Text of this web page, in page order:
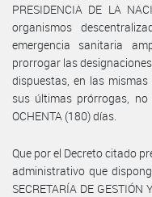
PRESIDENCIA DE LA
organismos
emergencia sanitaria
prorrogar las
dispuestas, en las
sus últimas prórrogas, no
OCHENTA (180) días.
Que por el Decreto citado
administrativo que
SECRETARÍA DE GESTIÓN